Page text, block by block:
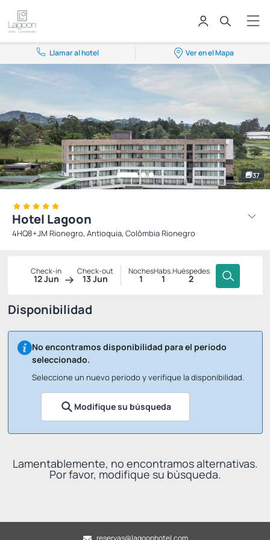
Llamar al hotel Ver en el Mapa
37
Hotel Lagoon
4HQ8+JM Rionegro, Antioquia, Colômbia Rionegro
Check-in
12 Jun
Check-out
13 Jun
Noches
1
Habs.
1
Huéspedes
2
Disponibilidad
No encontramos disponibilidad para el período
seleccionado.
Seleccione un nuevo período y verifique la disponibilidad.
Modifique su búsqueda
Lamentablemente, no encontramos alternativas.
Por favor, modifique su búsqueda.
reservas@lagoonhotel.com